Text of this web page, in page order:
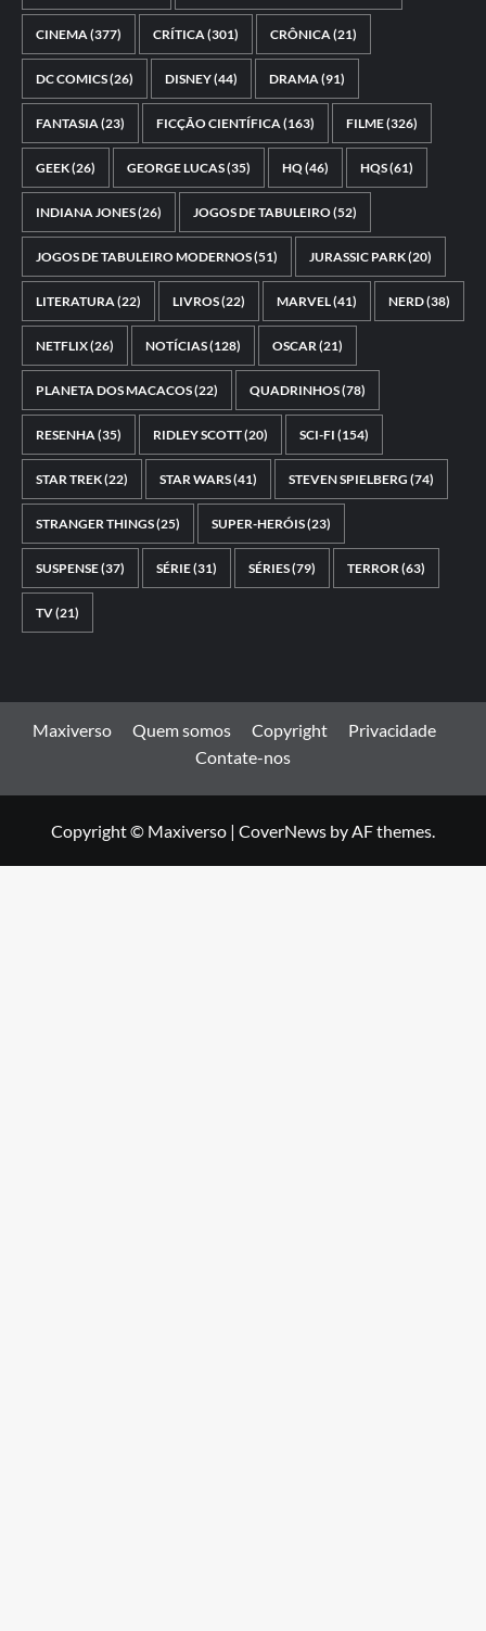
CINEMA(377) CRÍTICA(301) CRÔNICA(21)
DC COMICS(26) DISNEY(44) DRAMA(91)
FANTASIA(23) FICÇÃO CIENTÍFICA(163) FILME(326)
GEEK(26) GEORGE LUCAS(35) HQ(46) HQS(61)
INDIANA JONES(26) JOGOS DE TABULEIRO(52)
JOGOS DE TABULEIRO MODERNOS(51) JURASSIC PARK(20)
LITERATURA(22) LIVROS(22) MARVEL(41) NERD(38)
NETFLIX(26) NOTÍCIAS(128) OSCAR(21)
PLANETA DOS MACACOS(22) QUADRINHOS(78)
RESENHA(35) RIDLEY SCOTT(20) SCI-FI (154)
STAR TREK(22) STAR WARS(41) STEVEN SPIELBERG (74)
STRANGER THINGS(25) SUPER-HERÓIS(23)
SUSPENSE(37) SÉRIE(31) SÉRIES(79) TERROR(63)
TV(21)
Maxiverso Quem somos Copyright
Privacidade
Contate-nos
Copyright © Maxiverso | CoverNews by AF themes.